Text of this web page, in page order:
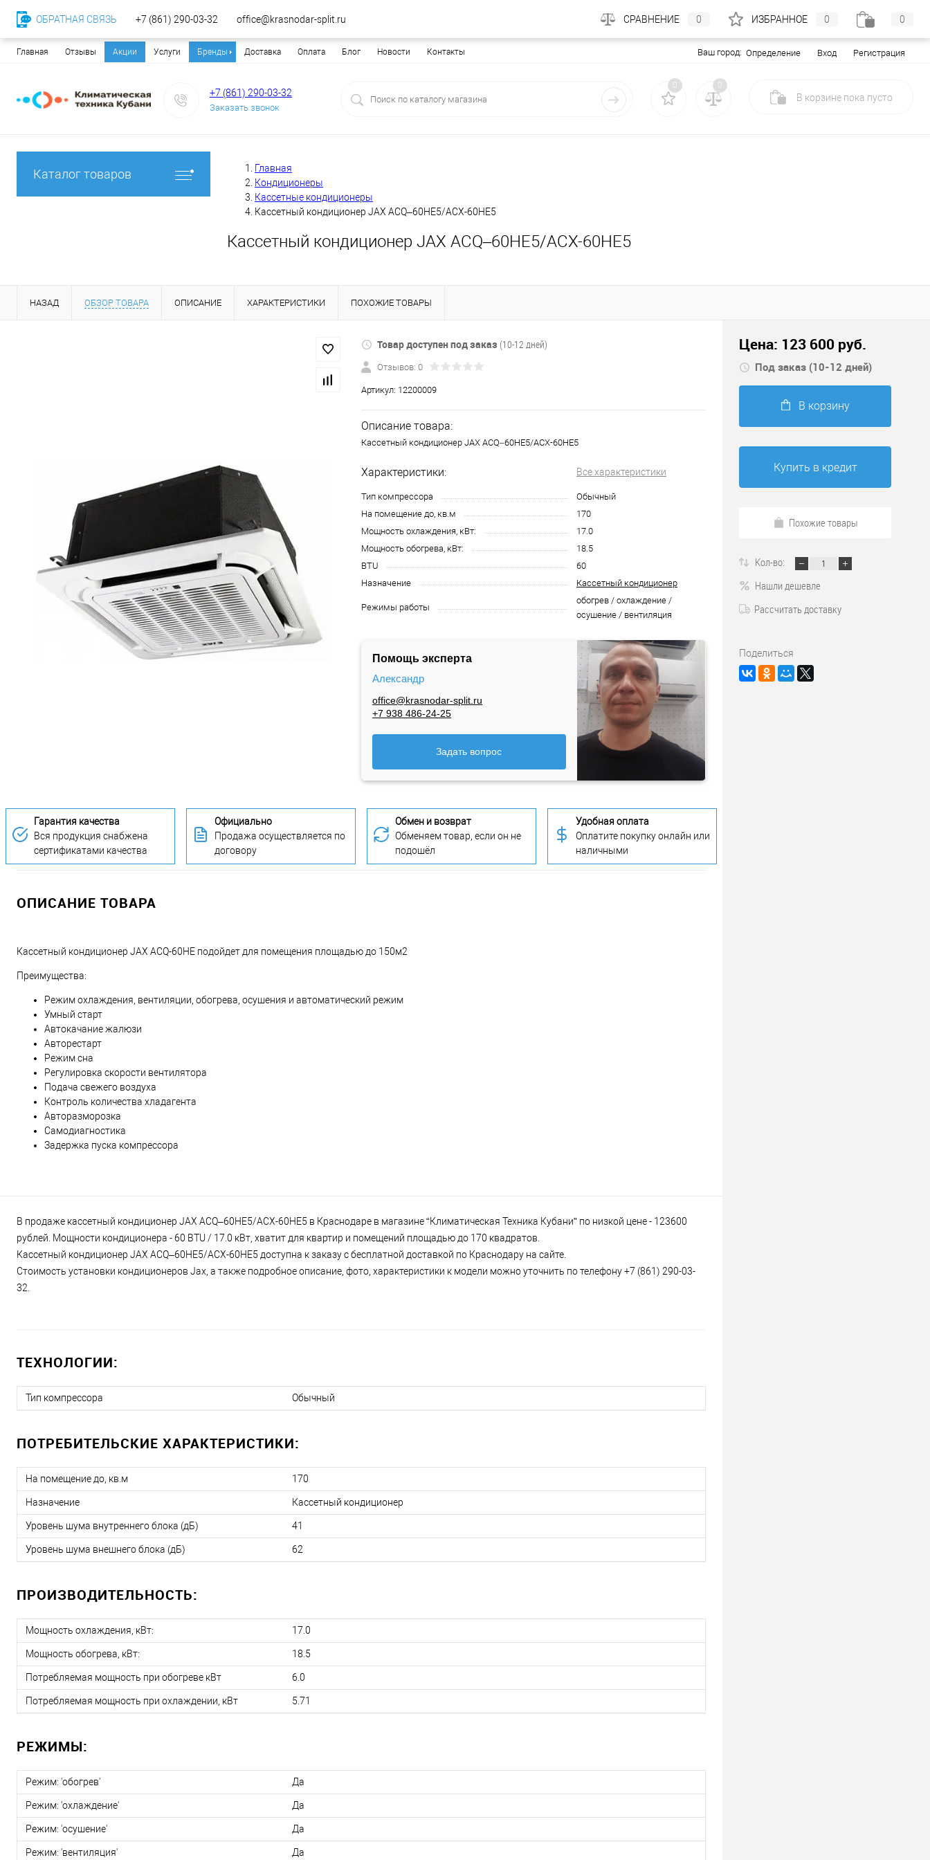
Главная Отзывы Акции Услуги Бренды Доставка Оплата Блог Новости Контакты Ваш город: Определение Вход Регистрация
+7 (861) 290-03-32
Заказать звонок
0 0
В корзине пока пусто
Каталог товаров
Главная
Кондиционеры
Кассетные кондиционеры
Кассетный кондиционер JAX ACQ–60HE5/ACX-60HE5
Кассетный кондиционер JAX ACQ–60HE5/ACX-60HE5
НАЗАД ОБЗОР ТОВАРА ОПИСАНИЕ ХАРАКТЕРИСТИКИ ПОХОЖИЕ ТОВАРЫ
Товар доступен под заказ (10-12 дней)
Отзывов: 0
Артикул: 12200009
Описание товара:
Кассетный кондиционер JAX ACQ–60HE5/ACX-60HE5
Характеристики: Все характеристики
Тип компрессора
Обычный
На помещение до, кв.м
170
Мощность охлаждения, кВт:
17.0
Мощность обогрева, кВт:
18.5
BTU
60
Назначение
Кассетный кондиционер
Режимы работы
обогрев / охлаждение /
осушение / вентиляция
Помощь эксперта
Александр
office@krasnodar-split.ru
+7 938 486-24-25
Задать вопрос
Гарантия качества
Вся продукция снабжена
сертификатами качества
Официально
Продажа осуществляется по
договору
Обмен и возврат
Обменяем товар, если он не
подошёл
Удобная оплата
Оплатите покупку онлайн или
наличными
ОПИСАНИЕ ТОВАРА
Кассетный кондиционер JAX ACQ-60HE подойдет для помещения площадью до 150м2
Преимущества:
Режим охлаждения, вентиляции, обогрева, осушения и автоматический режим
Умный старт
Автокачание жалюзи
Авторестарт
Режим сна
Регулировка скорости вентилятора
Подача свежего воздуха
Контроль количества хладагента
Авторазморозка
Самодиагностика
Задержка пуска компрессора
В продаже кассетный кондиционер JAX ACQ–60HE5/ACX-60HE5 в Краснодаре в магазине “Климатическая Техника Кубани” по низкой цене - 123600
рублей. Мощности кондиционера - 60 BTU / 17.0 кВт, хватит для квартир и помещений площадью до 170 квадратов.
Кассетный кондиционер JAX ACQ–60HE5/ACX-60HE5 доступна к заказу с бесплатной доставкой по Краснодару на сайте.
Стоимость установки кондиционеров Jax, а также подробное описание, фото, характеристики к модели можно уточнить по телефону +7 (861) 290-03-
32.
ТЕХНОЛОГИИ:
Тип компрессора Обычный
ПОТРЕБИТЕЛЬСКИЕ ХАРАКТЕРИСТИКИ:
На помещение до, кв.м 170
Назначение Кассетный кондиционер
Уровень шума внутреннего блока (дБ) 41
Уровень шума внешнего блока (дБ) 62
ПРОИЗВОДИТЕЛЬНОСТЬ:
Мощность охлаждения, кВт: 17.0
Мощность обогрева, кВт: 18.5
Потребляемая мощность при обогреве кВт 6.0
Потребляемая мощность при охлаждении, кВт 5.71
РЕЖИМЫ:
Режим: 'обогрев' Да
Режим: 'охлаждение' Да
Режим: 'осушение' Да
Режим: 'вентиляция' Да
Цена: 123 600 руб.
Под заказ (10-12 дней)
В корзину
Купить в кредит
Похожие товары
Кол-во:
Нашли дешевле
Рассчитать доставку
Поделиться
ОБРАТНАЯ СВЯЗЬ +7 (861) 290-03-32 office@krasnodar-split.ru СРАВНЕНИЕ 0 ИЗБРАННОЕ 0 0